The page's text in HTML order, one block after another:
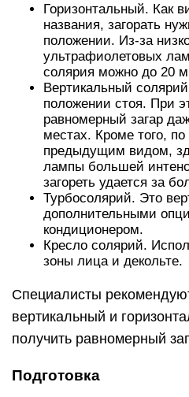
Горизонтальный. Как
названия, загорать
положении. Из-за
ультрафиолетовых
солярия можно до 20
Вертикальный
положении стоя. При
равномерный загар
местах. Кроме того,
предыдущим видом,
лампы большей
загореть удается за
Турбосолярий. Это
дополнительными
кондиционером.
Кресло солярий.
зоны лица и декольте.
Специалисты
вертикальный и
получить равномерный
Подготовка